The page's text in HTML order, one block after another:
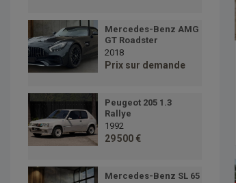
Mercedes-Benz AMG
GT Roadster
2018
Prix sur demande
Peugeot 205 1.3
Rallye
1992
29 500 €
Mercedes-Benz SL 65